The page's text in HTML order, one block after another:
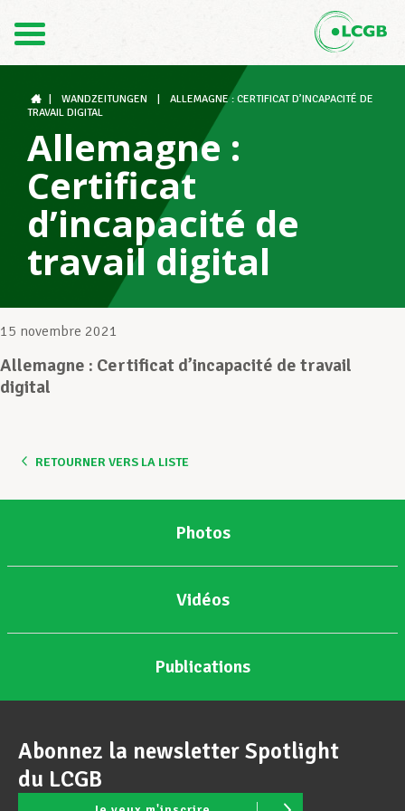
DE
Le LCGB
Structures syndicales
Assistance au Travail
Devenir Membre
WANDZEITUNGEN
ALLEMAGNE : CERTIFICAT D’INCAPACITÉ DE
TRAVAIL DIGITAL
Allemagne :
Certificat
d’incapacité de
travail digital
15 novembre 2021
Allemagne : Certificat d’incapacité de travail
digital
RETOURNER VERS LA LISTE
Photos
Vidéos
Publications
Abonnez la newsletter Spotlight
du LCGB